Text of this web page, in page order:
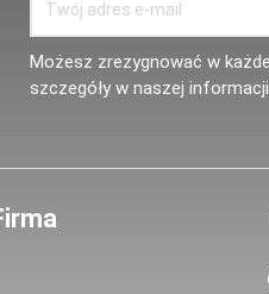
Możesz zrezygnować w
szczegóły w naszej